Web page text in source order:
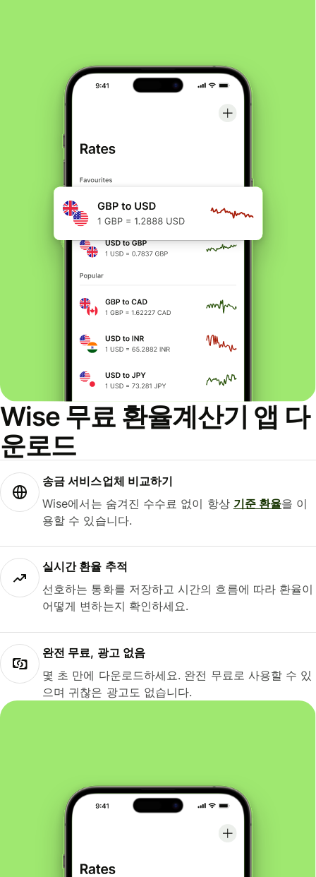
Wise 무료 환율계산기 앱 다
운로드
송금 서비스업체 비교하기
Wise에서는 숨겨진 수수료 없이 항상 기준 환율을 이
용할 수 있습니다.
실시간 환율 추적
선호하는 통화를 저장하고 시간의 흐름에 따라 환율이
어떻게 변하는지 확인하세요.
완전 무료, 광고 없음
몇 초 만에 다운로드하세요. 완전 무료로 사용할 수 있
으며 귀찮은 광고도 없습니다.